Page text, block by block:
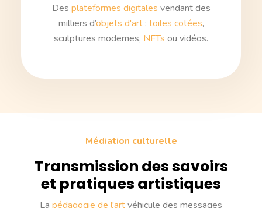
Des plateformes digitales vendant des
milliers d’objets d'art: toiles cotées,
sculptures modernes, NFTs ou vidéos.
Médiation culturelle
Transmission des savoirs
et pratiques artistiques
La pédagogie de l'artvéhicule des messages